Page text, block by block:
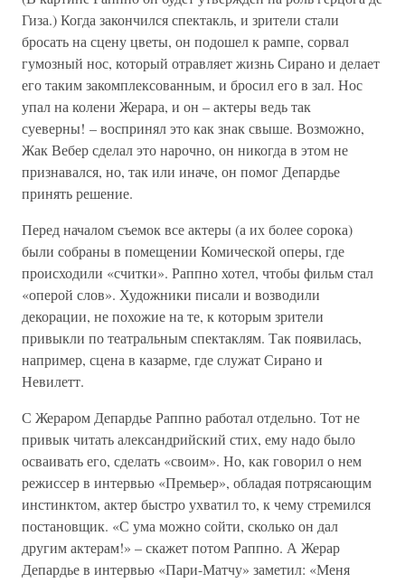
Гиза.) Когда закончился спектакль, и зрители стали
бросать на сцену цветы, он подошел к рампе, сорвал
гумозный нос, который отравляет жизнь Сирано и делает
его таким закомплексованным, и бросил его в зал. Нос
упал на колени Жерара, и он – актеры ведь так
суеверны! – воспринял это как знак свыше. Возможно,
Жак Вебер сделал это нарочно, он никогда в этом не
признавался, но, так или иначе, он помог Депардье
принять решение.
Перед началом съемок все актеры (а их более сорока)
были собраны в помещении Комической оперы, где
происходили «считки». Раппно хотел, чтобы фильм стал
«оперой слов». Художники писали и возводили
декорации, не похожие на те, к которым зрители
привыкли по театральным спектаклям. Так появилась,
например, сцена в казарме, где служат Сирано и
Невилетт.
С Жераром Депардье Раппно работал отдельно. Тот не
привык читать александрийский стих, ему надо было
осваивать его, сделать «своим». Но, как говорил о нем
режиссер в интервью «Премьер», обладая потрясающим
инстинктом, актер быстро ухватил то, к чему стремился
постановщик. «С ума можно сойти, сколько он дал
другим актерам!» – скажет потом Раппно. А Жерар
Депардье в интервью «Пари-Матчу» заметил: «Меня